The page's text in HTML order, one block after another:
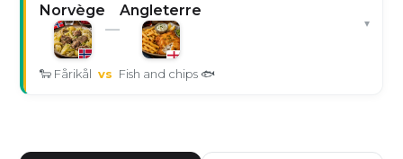
Norvège
—
Angleterre
🐑 Fårikål vs Fish and chips 🐟
▾